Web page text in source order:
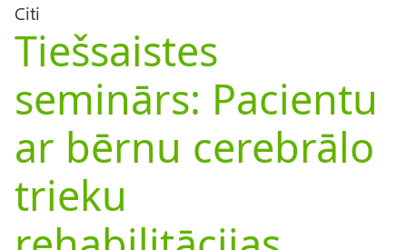
Citi
Tiešsaistes
seminārs: Pacientu
ar bērnu cerebrālo
trieku